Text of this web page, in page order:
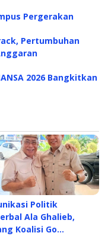
Pergerakan
Pertumbuhan
2026 Bangkitkan
Politik
Ala Ghalieb,
Koalisi Go…